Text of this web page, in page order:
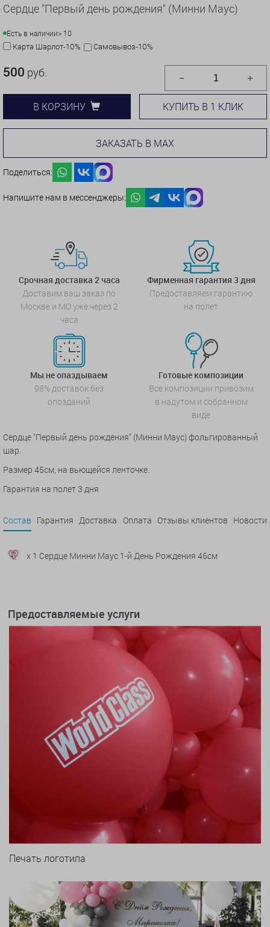
Сердце "Первый день рождения" (Минни Маус)
Есть в наличии> 10
Карта Шарлот-10% Самовывоз-10%
500 руб.
В КОРЗИНУ КУПИТЬ В 1 КЛИК
ЗАКАЗАТЬ В MAX
Поделиться:
Напишите нам в мессенджеры:
Срочная доставка 2 часа
Доставим ваш заказ по
Москве и МО уже через 2
часа
Фирменная гарантия 3 дня
Предоставляем гарантию
на полет
Мы не опаздываем
98% доставок без
опозданий
Готовые композиции
Все композиции привозим
в надутом и собранном
виде
Сердце "Первый день рождения" (Минни Маус) фольгированный
шар.
Размер 45см, на вьющейся ленточке.
Гарантия на полет 3 дня
Состав Гарантия Доставка Оплата Отзывы клиентов Новости
x 1 Сердце Минни Маус 1-й День Рождения 45см
Предоставляемые услуги
Печать логотипа